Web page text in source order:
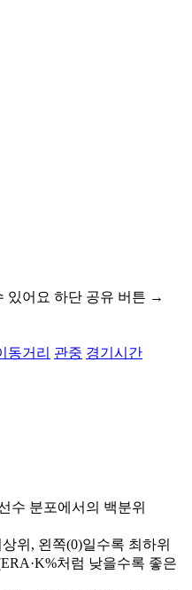
있어요 하단 공유 버튼 →
동거리 관중 경기시간
수 분포에서의 백분위
위, 왼쪽(0)일수록 최하위
처럼 낮을수록 좋은